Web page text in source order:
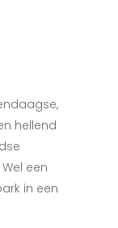
hellend
een
in een